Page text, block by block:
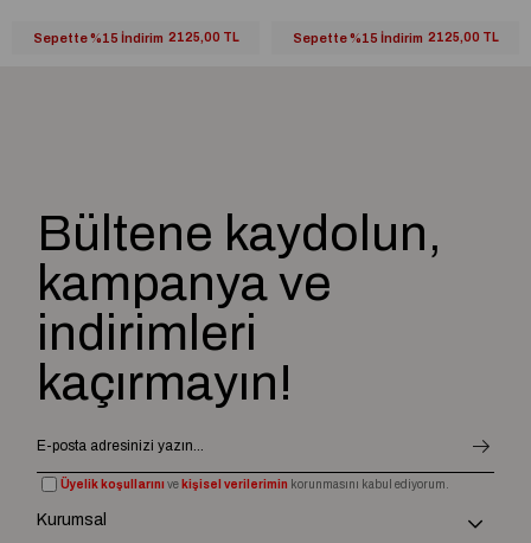
Sepette %15 İndirim 2125,00 TL Sepette %15 İndirim 2125,00 TL
Bültene kaydolun,
kampanya ve
indirimleri
kaçırmayın!
Üyelik koşullarını ve kişisel verilerimin korunmasını kabul ediyorum.
Kurumsal